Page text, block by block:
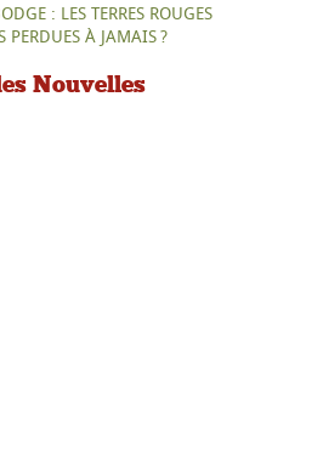
: LES TERRES ROUGES
PERDUES À JAMAIS ?
Nouvelles